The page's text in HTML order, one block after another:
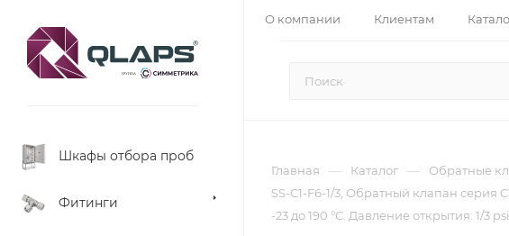
О компании Клиентам
Шкафы отбора проб
Фитинги
Главная — Каталог — Обратные
SS-C1-F6-1/3, Обратный клапан серия
-23 до 190 °С. Давление открытия: 1/3